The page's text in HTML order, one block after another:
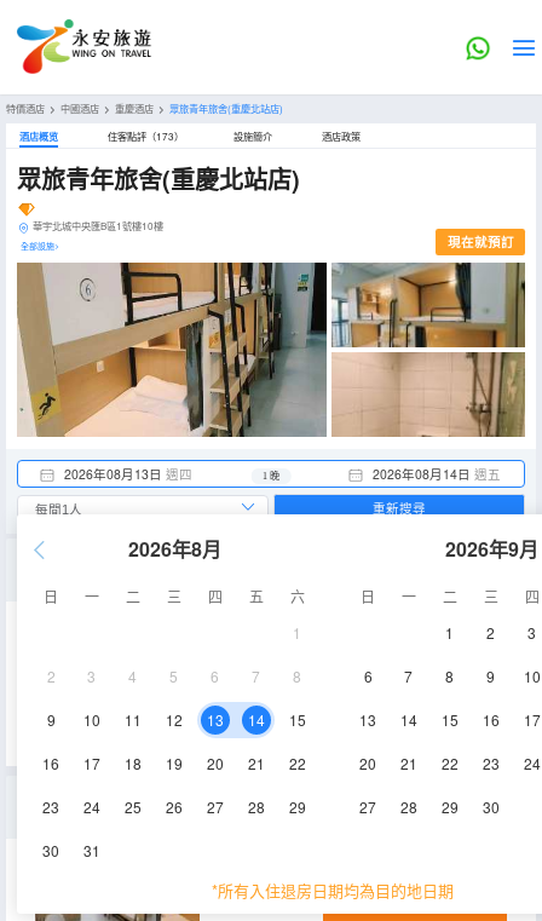
特價酒店 > 中國酒店 > 重慶酒店 > 眾旅青年旅舍(重慶北站店)
酒店概览 住客點評（173） 設施簡介 酒店政策
眾旅青年旅舍(重慶北站店)
華宇北城中央匯B區1號樓10樓
全部設施> 現在就預訂
2026年08月13日 週四 2026年08月14日 週五
1 晚
2026年8月
日 一 二 三 四 五
六
1
2 3 4 5 6 7 8
9 10 11 12 13 14 15
16 17 18 19 20 21 22
23 24 25 26 27 28 29
30 31
2026年9月
日 一 二 三
四
1
2 3
6 7 8 9 10
13 14 15 16 17
20 21 22 23 24
27 28 29 30
*所有入住退房日期均為目的地日期
重新搜尋
空調
淋浴
男生6人間（床位房）（獨立衞浴）
36㎡ 10-16層